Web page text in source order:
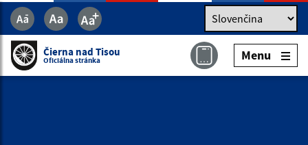
Slovenčina
Čierna nad Tisou
Oficiálna stránka Menu
Čierna nad Tisou
Oficiálna stránka Menu